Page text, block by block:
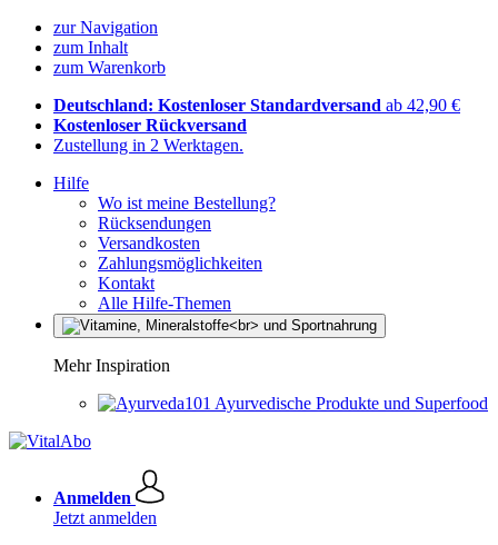
zur Navigation
zum Inhalt
zum Warenkorb
Deutschland: Kostenloser Standardversand ab 42,90 €
Kostenloser Rückversand
Zustellung in 2 Werktagen.
Hilfe
Wo ist meine Bestellung?
Rücksendungen
Versandkosten
Zahlungsmöglichkeiten
Kontakt
Alle Hilfe-Themen
Mehr Inspiration
Ayurvedische Produkte und Superfood
Anmelden
Jetzt anmelden